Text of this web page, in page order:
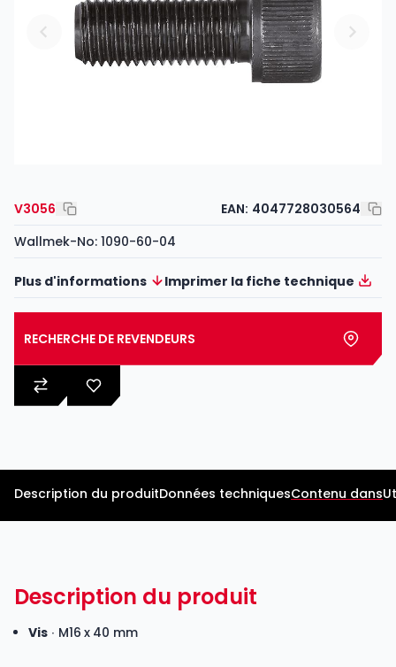
V3056 EAN: 4047728030564
Wallmek-No: 1090-60-04
Plus d'informations Imprimer la fiche technique
RECHERCHE DE REVENDEURS
Description du produitDonnées techniquesContenu dans
Description du produit
Vis ∙ M16 x 40 mm